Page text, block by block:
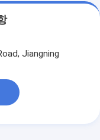
Jiangning